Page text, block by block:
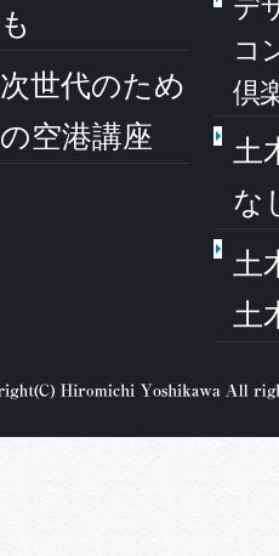
も
次世代のため
の空港講座
コ
倶
土
な
土
土